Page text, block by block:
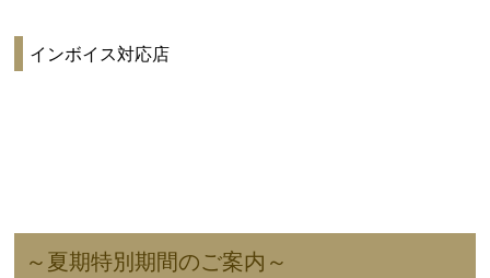
インボイス対応店
～夏期特別期間のご案内～